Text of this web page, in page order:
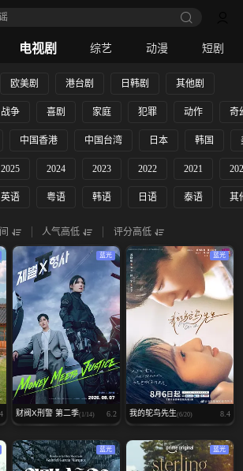
电视剧 综艺 动漫 短剧
欧美剧 港台剧 日韩剧 其他剧
战争 喜剧 家庭 犯罪 动作 奇
中国香港 中国台湾 日本 韩国
2025 2024 2023 2022 2021
英语 粤语 韩语 日语 泰语 其
人气高低 评分高低
蓝光
财阀X刑警 第二季(1/14) 6.2
蓝光
我的鸵鸟先生(6/20) 8.4
蓝光 蓝光